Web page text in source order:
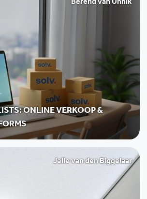
Berend van Unnik
ONLINE VERKOOP &
Jelle van den Biggelaar